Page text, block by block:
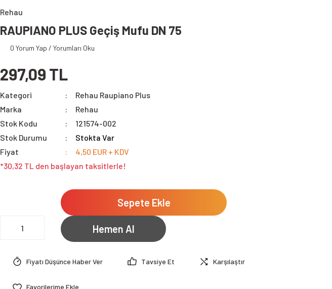
Rehau
RAUPIANO PLUS Geçiş Mufu DN 75
0 Yorum Yap / Yorumları Oku
297,09 TL
Kategori
Rehau Raupiano Plus
Marka
Rehau
Stok Kodu
121574-002
Stok Durumu
Stokta Var
Fiyat
4,50 EUR + KDV
*30,32 TL den başlayan taksitlerle!
Sepete Ekle
Hemen Al
Fiyatı Düşünce Haber Ver Tavsiye Et Karşılaştır